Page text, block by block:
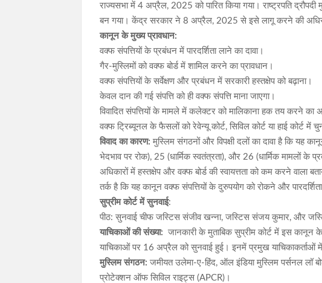
राज्यसभा में 4 अप्रैल, 2025 को पारित किया गया। राष्ट्रपति
बन गया। केंद्र सरकार ने 8 अप्रैल, 2025 से इसे लागू करने की
कानून के मुख्य प्रावधान:
वक्फ संपत्तियों के प्रबंधन में पारदर्शिता लाने का दावा।
गैर-मुस्लिमों को वक्फ बोर्ड में शामिल करने का प्रावधान।
वक्फ संपत्तियों के सर्वेक्षण और प्रबंधन में सरकारी हस्तक्षेप को बढ़ाना।
केवल दान की गई संपत्ति को ही वक्फ संपत्ति माना जाएगा।
विवादित संपत्तियों के मामले में कलेक्टर को मालिकाना हक तय करने का
वक्फ ट्रिब्यूनल के फैसलों को रेवेन्यू कोर्ट, सिविल कोर्ट या हाई कोर्ट में
विवाद का कारण: मुस्लिम संगठनों और विपक्षी दलों का दावा है कि यह
भेदभाव पर रोक), 25 (धार्मिक स्वतंत्रता), और 26 (धार्मिक मामलों
अधिकारों में हस्तक्षेप और वक्फ बोर्ड की स्वायत्तता को कम करने वाला
तर्क है कि यह कानून वक्फ संपत्तियों के दुरुपयोग को रोकने और
सुप्रीम कोर्ट में सुनवाई:
पीठ: सुनवाई चीफ जस्टिस संजीव खन्ना, जस्टिस संजय कुमार, और
याचिकाओं की संख्या: जानकारी के मुताबिक सुप्रीम कोर्ट में इस
याचिकाओं पर 16 अप्रैल को सुनवाई हुई। इनमें प्रमुख याचिकाकर्ताओं
मुस्लिम संगठन: जमीयत उलेमा-ए-हिंद, ऑल इंडिया मुस्लिम पर्सनल
प्रोटेक्शन ऑफ सिविल राइट्स (APCR)।